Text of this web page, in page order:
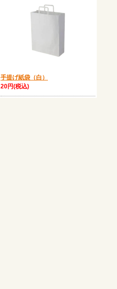
手提げ紙袋（白）
20円(税込)